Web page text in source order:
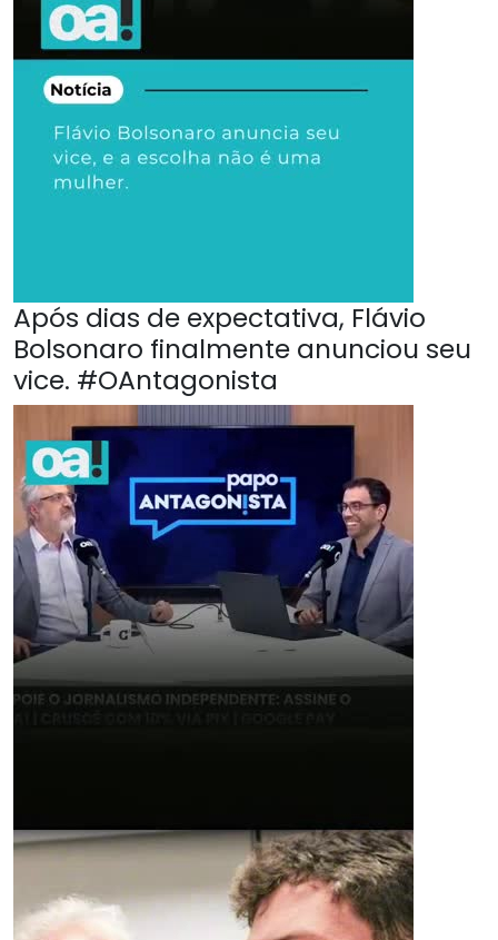
Após dias de expectativa, Flávio
Bolsonaro finalmente anunciou seu
vice. #OAntagonista